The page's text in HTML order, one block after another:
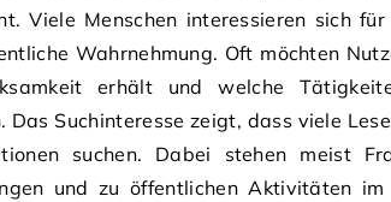
Viele Menschen interessieren sich
Wahrnehmung. Oft möchten
erhält und welche
Das Suchinteresse zeigt, dass viele
suchen. Dabei stehen meist
und zu öffentlichen Aktivitäten